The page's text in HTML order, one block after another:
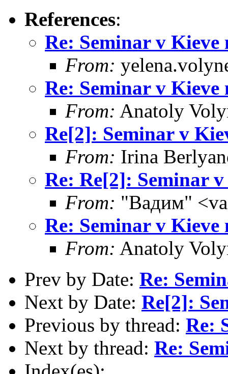
References:
Re: Seminar v Kieve
From:
Re: Seminar v Kieve
From: Anatoly
Re[2]: Seminar v
From: Irina
Re: Re[2]: Seminar
From: "Вадим"
Re: Seminar v Kieve
From: Anatoly
Prev by Date: Re:
Next by Date: Re[2]:
Previous by thread: Re:
Next by thread: Re: